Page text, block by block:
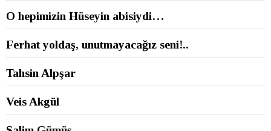
O hepimizin Hüseyin abisiydi…
Ferhat yoldaş, unutmayacağız seni!..
Tahsin Alpşar
Veis Akgül